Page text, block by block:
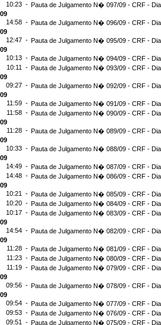
10:23 - Pauta de Julgamento N� 097/09 - CRF -
14:58 - Pauta de Julgamento N� 096/09 - CRF -
12:47 - Pauta de Julgamento N� 095/09 - CRF -
10:13 - Pauta de Julgamento N� 094/09 - CRF -
10:11 - Pauta de Julgamento N� 093/09 - CRF -
09:27 - Pauta de Julgamento N� 092/09 - CRF -
11:59 - Pauta de Julgamento N� 091/09 - CRF -
11:58 - Pauta de Julgamento N� 090/09 - CRF -
11:28 - Pauta de Julgamento N� 089/09 - CRF -
10:33 - Pauta de Julgamento N� 088/09 - CRF -
14:49 - Pauta de Julgamento N� 087/09 - CRF -
14:48 - Pauta de Julgamento N� 086/09 - CRF -
10:21 - Pauta de Julgamento N� 085/09 - CRF -
10:20 - Pauta de Julgamento N� 084/09 - CRF -
10:17 - Pauta de Julgamento N� 083/09 - CRF -
14:54 - Pauta de Julgamento N� 082/09 - CRF -
11:28 - Pauta de Julgamento N� 081/09 - CRF -
11:23 - Pauta de Julgamento N� 080/09 - CRF -
11:19 - Pauta de Julgamento N� 079/09 - CRF -
09:56 - Pauta de Julgamento N� 078/09 - CRF -
09:54 - Pauta de Julgamento N� 077/09 - CRF -
09:53 - Pauta de Julgamento N� 076/09 - CRF -
09:51 - Pauta de Julgamento N� 075/09 - CRF -